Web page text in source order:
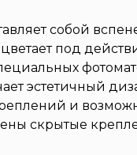
собой
под
эстетичный
и
скрытые